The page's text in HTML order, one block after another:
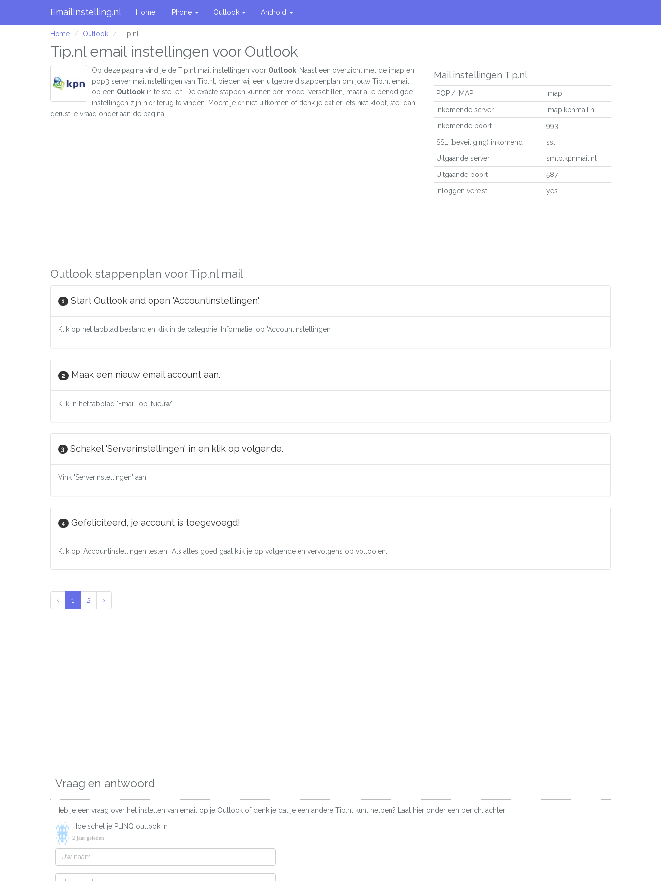
EmailInstelling.nl Home iPhone Outlook Android
Home Outlook Tip.nl
Tip.nl email instellingen voor Outlook
Op deze pagina vind je de Tip.nl mail instellingen voor Outlook . Naast een overzicht met de imap en
pop3 server mailinstellingen van Tip.nl, bieden wij een uitgebreid stappenplan om jouw Tip.nl email
op een Outlook in te stellen. De exacte stappen kunnen per model verschillen, maar alle benodigde
instellingen zijn hier terug te vinden. Mocht je er niet uitkomen of denk je dat er iets niet klopt, stel dan
gerust je vraag onder aan de pagina!
Mail instellingen Tip.nl
POP / IMAP imap
Inkomende server imap.kpnmail.nl
Inkomende poort 993
SSL (beveiliging) inkomend ssl
Uitgaande server smtp.kpnmail.nl
Uitgaande poort 587
Inloggen vereist yes
Outlook stappenplan voor Tip.nl mail
1 Start Outlook and open 'Accountinstellingen'.
Klik op het tabblad bestand en klik in de categorie 'Informatie' op 'Accountinstellingen'
2 Maak een nieuw email account aan.
Klik in het tabblad 'Email' op 'Nieuw'
3 Schakel 'Serverinstellingen' in en klik op volgende.
Vink 'Serverinstellingen' aan.
4 Gefeliciteerd, je account is toegevoegd!
Klik op 'Accountinstellingen testen'. Als alles goed gaat klik je op volgende en vervolgens op voltooien.
‹ 1 2 ›
Vraag en antwoord
Heb je een vraag over het instellen van email op je Outlook of denk je dat je een andere Tip.nl kunt helpen? Laat hier onder een bericht achter!
Hoe schel je PLINQ outlook in
2 jaar geleden